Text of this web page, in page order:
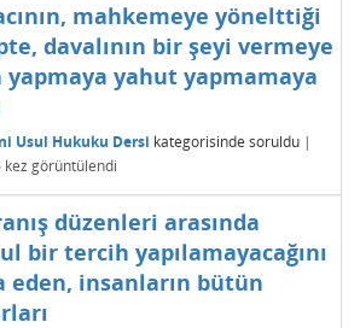
mahkemeye yönelttiği
davalının bir şeyi vermeye
yapmaya yahut yapmamaya
Usul Hukuku Dersi kategorisinde soruldu |
kez görüntülendi
düzenleri arasında
bir tercih yapılamayacağını
eden, insanların bütün